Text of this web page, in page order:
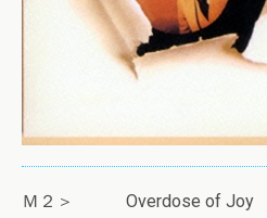
Ｍ２＞ Overdose of Joy /